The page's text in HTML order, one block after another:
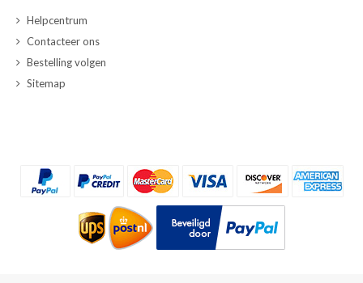
Helpcentrum
Contacteer ons
Bestelling volgen
Sitemap